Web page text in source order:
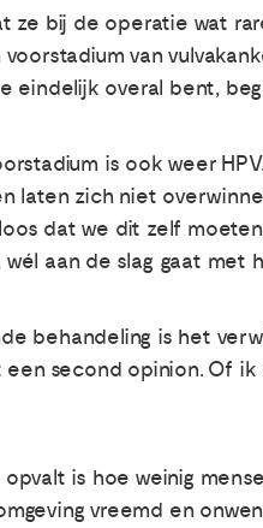
ze bij de operatie wat
van
eindelijk overal bent,
is ook weer
laten zich niet
dat we dit zelf
aan de slag gaat met
behandeling is het
second opinion. Of
is hoe weinig
vreemd en